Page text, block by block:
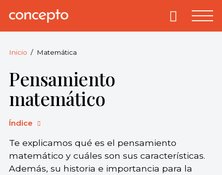
Concepto.
derechos
reservados.
Primary
Inicio Matemática
Pensamiento
matemático
Índice
Te explicamos qué es el pensamiento
matemático y cuáles son sus características.
Además, su historia e importancia para la